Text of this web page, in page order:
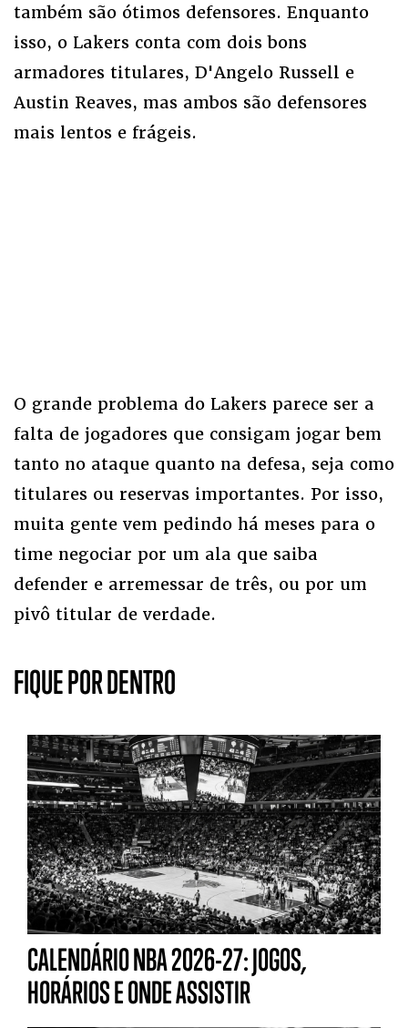
também são ótimos defensores. Enquanto
isso, o Lakers conta com dois bons
armadores titulares, D'Angelo Russell e
Austin Reaves, mas ambos são defensores
mais lentos e frágeis.
O grande problema do Lakers parece ser a
falta de jogadores que consigam jogar bem
tanto no ataque quanto na defesa, seja como
titulares ou reservas importantes. Por isso,
muita gente vem pedindo há meses para o
time negociar por um ala que saiba
defender e arremessar de três, ou por um
pivô titular de verdade.
FIQUE POR DENTRO
CALENDÁRIO NBA 2026-27: JOGOS,
HORÁRIOS E ONDE ASSISTIR